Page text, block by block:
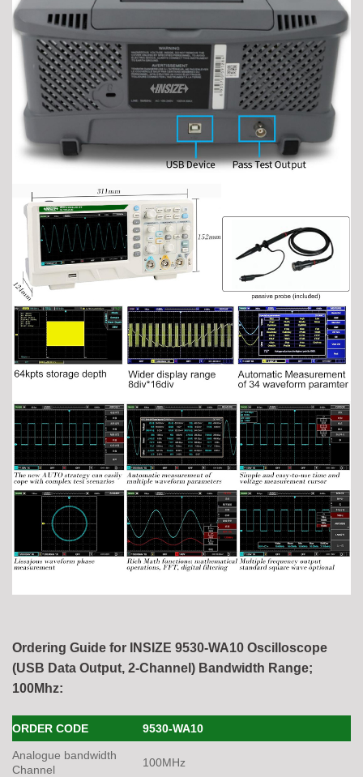
Ordering Guide for INSIZE 9530-WA10 Oscilloscope
(USB Data Output, 2-Channel) Bandwidth Range;
100Mhz:
ORDER CODE 9530-WA10
Analogue bandwidth
Channel
100MHz